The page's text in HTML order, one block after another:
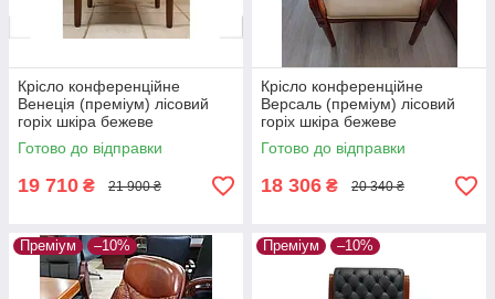
Крісло конференційне
Венеція (преміум) лісовий
горіх шкіра бежеве
Готово до відправки
19 710 ₴ 21 900 ₴
Крісло конференційне
Версаль (преміум) лісовий
горіх шкіра бежеве
Готово до відправки
18 306 ₴ 20 340 ₴
Преміум –10% Преміум –10%